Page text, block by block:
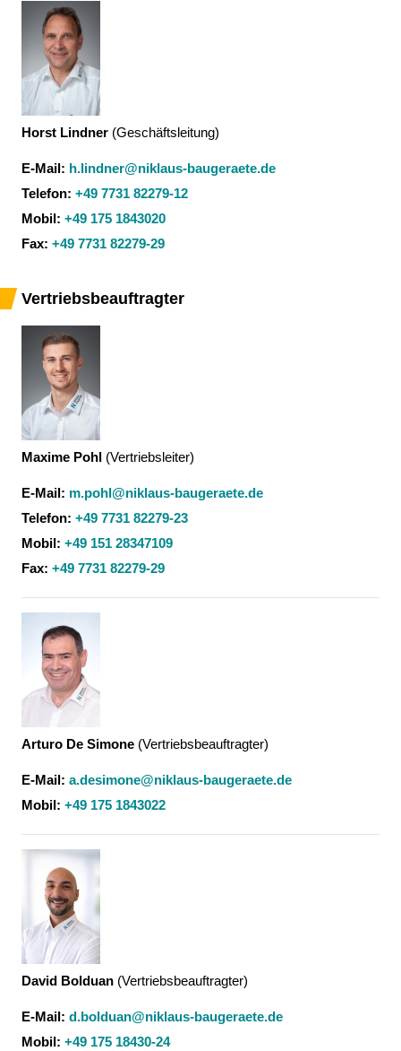
Horst Lindner (Geschäftsleitung)
E-Mail: h.lindner@niklaus-baugeraete.de
Telefon: +49 7731 82279-12
Mobil: +49 175 1843020
Fax: +49 7731 82279-29
Vertriebsbeauftragter
Maxime Pohl (Vertriebsleiter)
E-Mail: m.pohl@niklaus-baugeraete.de
Telefon: +49 7731 82279-23
Mobil: +49 151 28347109
Fax: +49 7731 82279-29
Arturo De Simone (Vertriebsbeauftragter)
E-Mail: a.desimone@niklaus-baugeraete.de
Mobil: +49 175 1843022
David Bolduan (Vertriebsbeauftragter)
E-Mail: d.bolduan@niklaus-baugeraete.de
Mobil: +49 175 18430-24